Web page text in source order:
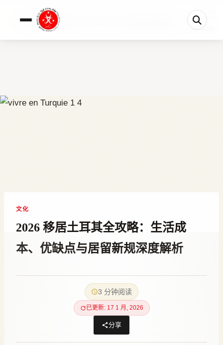
0%
3 分钟剩余
文化
2026 移居土耳其全攻略：生活成
本、优缺点与居留新规深度解析
3 分钟阅读
已更新: 17 1 月, 2026
分享